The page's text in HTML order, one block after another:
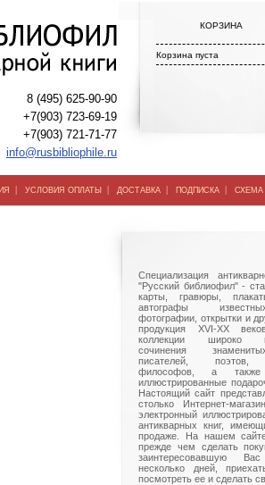
8 (495) 625-90-90
+7(903) 723-69-19
+7(903) 721-71-77
info@rusbibliophile.ru
КОРЗИНА
Корзина пуста
| УСЛОВИЯ ОПЛАТЫ | ДОСТАВКА | ПОДПИСКА | СХЕМА
Специализация
"Русский библиофил" -
карты, гравюры,
автографы
фотографии, открытки и
продукция XVI-XX
коллекции широко
сочинения
писателей, поэтов,
философов, а также
иллюстрированные
Настоящий сайт
столько Интернет-
электронный
антикварных книг,
продаже. На нашем
прежде чем сделать
заинтересовавшую
несколько дней,
посмотреть ее и сделать